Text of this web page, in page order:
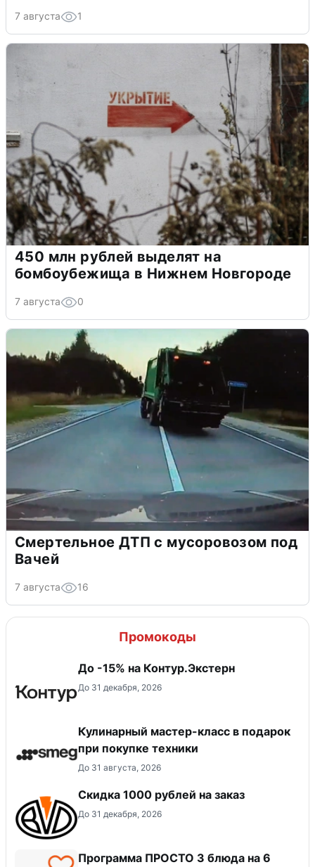
7 августа 1
450 млн рублей выделят на
бомбоубежища в Нижнем Новгороде
7 августа 0
Смертельное ДТП с мусоровозом под
Вачей
7 августа 16
Промокоды
До -15% на Контур.Экстерн
До 31 декабря, 2026
Кулинарный мастер-класс в подарок
при покупке техники
До 31 августа, 2026
Скидка 1000 рублей на заказ
До 31 декабря, 2026
Программа ПРОСТО 3 блюда на 6